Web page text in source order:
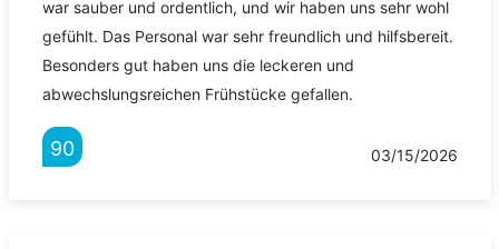
war sauber und ordentlich, und wir haben uns sehr wohl
gefühlt. Das Personal war sehr freundlich und hilfsbereit.
Besonders gut haben uns die leckeren und
abwechslungsreichen Frühstücke gefallen.
90 03/15/2026